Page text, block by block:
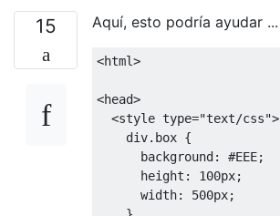
15 Aquí, esto podría ayudar ...
<html>
<head>
<style type="text/css">
    div
. box {
background: #EEE;
height : 100px;
width: 500px;